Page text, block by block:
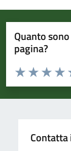
Quanto
pagina?
Valuta da 1 a 5
Valuta
Valuta 2
Valuta 1 stelle